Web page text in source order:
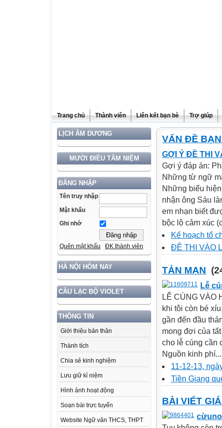
Trang chủ Thành viên Liên kết bạn bè Trợ giúp
LỊCH ÂM DƯƠNG
MƯỜI ĐIỀU TÂM NIỆM
ĐĂNG NHẬP
Tên truy nhập
Mật khẩu
Ghi nhớ
Quên mật khẩu ĐK thành viên
HÀ NỘI HÔM NAY
CÂU LẠC BỘ VIOLET
THÔNG TIN
Giới thiệu bản thân
Thành tích
Chia sẻ kinh nghiệm
Lưu giữ kỉ niệm
Hình ảnh hoạt động
Soạn bài trực tuyến
Website Ngữ văn THCS, THPT
VẤN ĐỀ
GỢI Ý ĐỀ THI
Gợi ý đáp án:
Những từ ngữ
Những biểu
nhận ông Sáu
em nhạn biết
bộc lộ cảm xúc
Kế hoạch tổ
ĐỀ THI VÀO
TẢN MẠN
Lễ
LỄ CÚNG VÀO
khi tôi còn bé
gần đến đầu
mong đợi của
cho lễ cúng cần
Nguồn kinh phí...
11-12-13,
Tiền Giang
BÀI VIẾT